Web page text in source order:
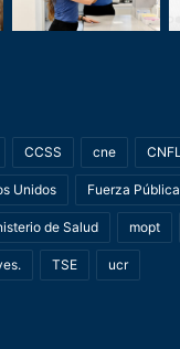
CCSS cne CNFL
Unidos Fuerza Pública
de Salud mopt
TSE ucr